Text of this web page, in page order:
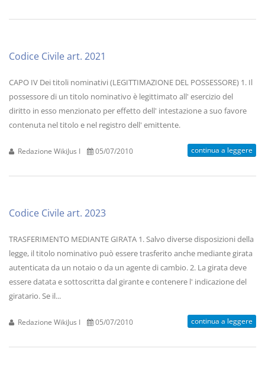
Codice Civile art. 2021
CAPO IV Dei titoli nominativi (LEGITTIMAZIONE DEL POSSESSORE) 1. Il
possessore di un titolo nominativo è legittimato all' esercizio del
diritto in esso menzionato per effetto dell' intestazione a suo favore
contenuta nel titolo e nel registro dell' emittente.
Redazione WikiJus I 05/07/2010 continua a leggere
Codice Civile art. 2023
TRASFERIMENTO MEDIANTE GIRATA 1. Salvo diverse disposizioni della
legge, il titolo nominativo può essere trasferito anche mediante girata
autenticata da un notaio o da un agente di cambio. 2. La girata deve
essere datata e sottoscritta dal girante e contenere l' indicazione del
giratario. Se il...
Redazione WikiJus I 05/07/2010 continua a leggere